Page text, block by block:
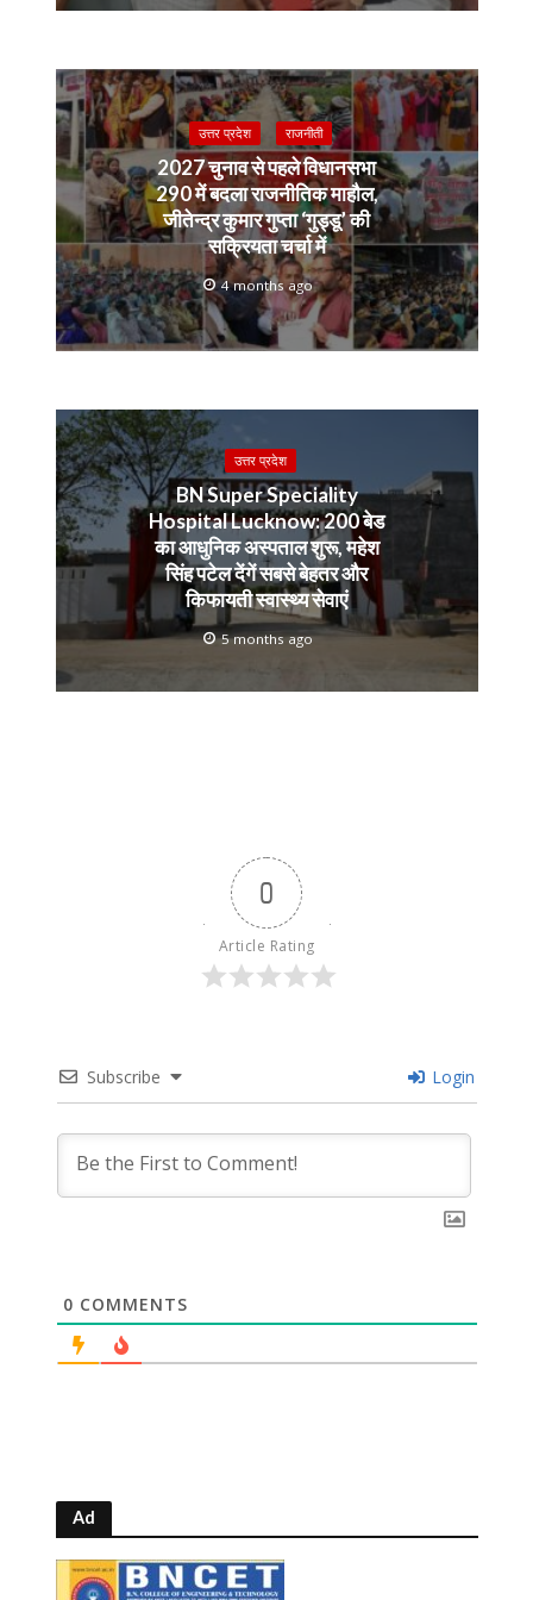
उत्तर प्रदेश राजनीती
2027 चुनाव से पहले विधानसभा
290 में बदला राजनीतिक माहौल,
जीतेन्द्र कुमार गुप्ता ‘गुड्डू’ की
सक्रियता चर्चा में
4 months ago
उत्तर प्रदेश
BN Super Speciality
Hospital Lucknow: 200 बेड
का आधुनिक अस्पताल शुरू, महेश
सिंह पटेल देंगें सबसे बेहतर और
किफायती स्वास्थ्य सेवाएं
5 months ago
0
Article Rating
Subscribe Login
0 COMMENTS
Ad